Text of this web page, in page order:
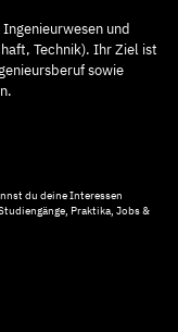
und
Technik). Ihr Ziel ist
sowie
du deine Interessen
Praktika, Jobs &